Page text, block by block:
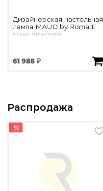
Дизайнерская настольная
лампа MAUD by Romatti
Артикул: TH3147/TH3148
61 988 ₽
Распродажа
%